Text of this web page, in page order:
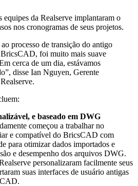
equipes da Realserve implantaram o
nos cronogramas de seus projetos.
processo de transição do antigo
foi muito mais suave
cerca de um dia, estávamos
disse Ian Nguyen, Gerente
e baseado em DWG
começou a trabalhar no
e compatível do BricsCAD com
para otimizar dados importados e
e desempenho dos arquivos DWG.
personalizaram facilmente seus
suas interfaces de usuário antigas